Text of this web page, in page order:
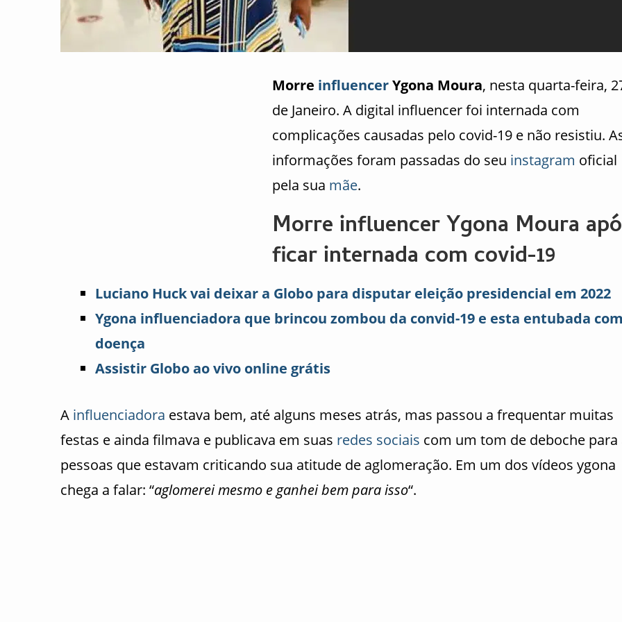
Morre influencerYgona Moura, nesta quarta-feira,
de Janeiro. A digital influencer foi internada com
complicações causadas pelo covid-19 e não resistiu.
informações foram passadas do seu instagram oficial
pela sua mãe.
Morre influencer Ygona Moura
ficar internada com covid-19
Luciano Huck vai deixar a Globo para disputar eleição presidencial em 2022
Ygona influenciadora que brincou zombou da convid-19 e esta entubada
doença
Assistir Globo ao vivo online grátis
A influenciadora estava bem, até alguns meses atrás, mas passou a frequentar muitas
festas e ainda filmava e publicava em suas redes sociais com um tom de deboche para
pessoas que estavam criticando sua atitude de aglomeração. Em um dos vídeos ygona
chega a falar: “aglomerei mesmo e ganhei bem para isso“.